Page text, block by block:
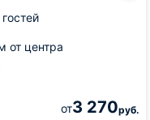
от центра
от3 270руб.